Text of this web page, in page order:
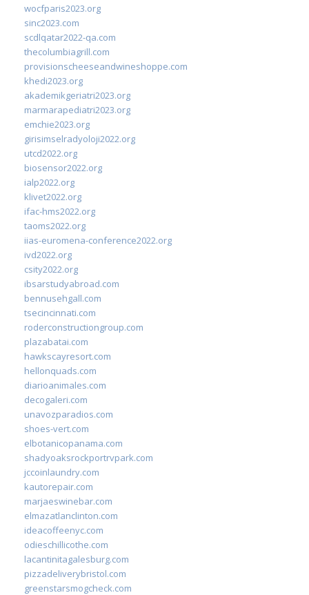
wocfparis2023.org
sinc2023.com
scdlqatar2022-qa.com
thecolumbiagrill.com
provisionscheeseandwineshoppe.com
khedi2023.org
akademikgeriatri2023.org
marmarapediatri2023.org
emchie2023.org
girisimselradyoloji2022.org
utcd2022.org
biosensor2022.org
ialp2022.org
klivet2022.org
ifac-hms2022.org
taoms2022.org
iias-euromena-conference2022.org
ivd2022.org
csity2022.org
ibsarstudyabroad.com
bennusehgall.com
tsecincinnati.com
roderconstructiongroup.com
plazabatai.com
hawkscayresort.com
hellonquads.com
diarioanimales.com
decogaleri.com
unavozparadios.com
shoes-vert.com
elbotanicopanama.com
shadyoaksrockportrvpark.com
jccoinlaundry.com
kautorepair.com
marjaeswinebar.com
elmazatlanclinton.com
ideacoffeenyc.com
odieschillicothe.com
lacantinitagalesburg.com
pizzadeliverybristol.com
greenstarsmogcheck.com